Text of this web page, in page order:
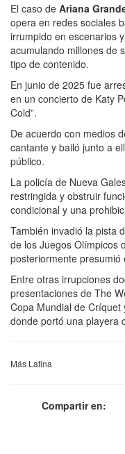
El caso de Ariana
opera en redes sociales
irrumpido en escenarios
acumulando millones de
tipo de contenido.
En junio de 2025 fue
en un concierto de Katy
Cold”.
De acuerdo con medios
cantante y bailó junto a
público.
La policía de Nueva
restringida y obstruir
condicional y una
También invadió la pista
de los Juegos Olímpicos
posteriormente presumió
Entre otras irrupciones
presentaciones de The
Copa Mundial de
donde portó una playera
Más Latina
Compartir en: